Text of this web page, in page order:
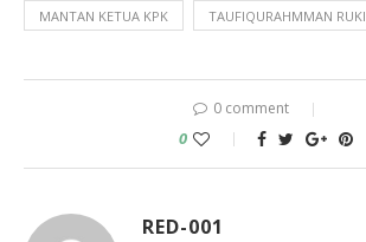
MANTAN KETUA KPK TAUFIQURAHMMAN RUKI
0 comment
0
RED-001